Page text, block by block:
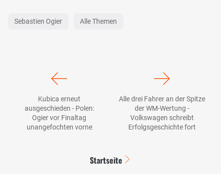
Sebastien Ogier Alle Themen
Kubica erneut
ausgeschieden - Polen:
Ogier vor Finaltag
unangefochten vorne
Alle drei Fahrer an der Spitze
der WM-Wertung -
Volkswagen schreibt
Erfolgsgeschichte fort
Startseite